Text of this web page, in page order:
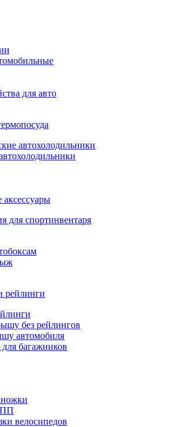
для авто
автохолодильники
для спортинвентаря
рейлинги
без рейлингов
автомобиля
багажников
велосипедов